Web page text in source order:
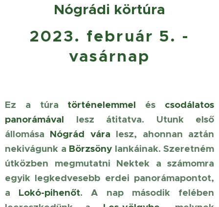
Nógrádi körtúra
2023. február 5. -
vasárnap
Ez a túra történelemmel és csodálatos
panorámával lesz átitatva. Utunk első
állomása Nógrád vára lesz, ahonnan aztán
nekivágunk a Börzsöny lankáinak. Szeretném
útközben megmutatni Nektek a számomra
egyik legkedvesebb erdei panorámapontot,
a Lokó-pihenőt. A nap második felében